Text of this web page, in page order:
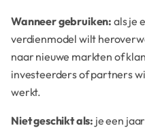
Wanneer gebruiken: als je
verdienmodel wilt
naar nieuwe markten of
investeerders of partners
werkt.
Niet geschikt als: je een